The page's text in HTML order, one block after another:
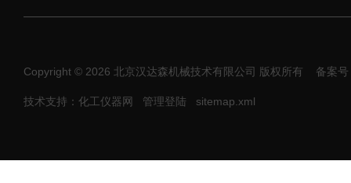
Copyright © 2026 北京汉达森机械技术有限公司 版权所有 备案
技术支持：化工仪器网 管理登陆 sitemap.xml